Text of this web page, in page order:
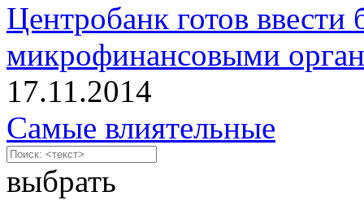
Центробанк готов ввести
микрофинансовыми
17.11.2014
Самые влиятельные
выбрать